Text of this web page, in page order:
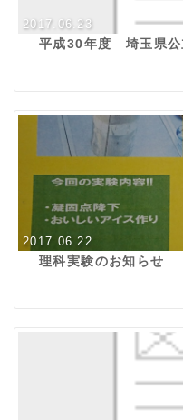
2017.06.23
平成30年度 埼玉県
2017.06.22
理科実験のお知らせ